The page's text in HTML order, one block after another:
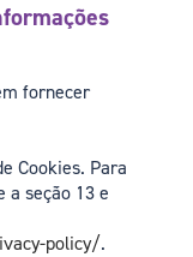
fornecer
Cookies. Para
a seção 13 e
policy/.